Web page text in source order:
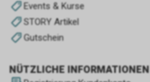
Events & Kurse
STORY Artikel
Gutschein
NÜTZLICHE INFORMATIONEN